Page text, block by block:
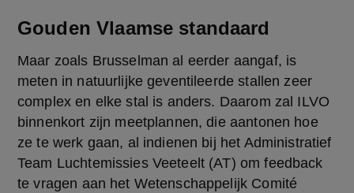
Gouden Vlaamse standaard
Maar zoals Brusselman al eerder aangaf, is
meten in natuurlijke geventileerde stallen zeer
complex en elke stal is anders. Daarom zal ILVO
binnenkort zijn meetplannen, die aantonen hoe
ze te werk gaan, al indienen bij het Administratief
Team Luchtemissies Veeteelt (AT) om feedback
te vragen aan het Wetenschappelijk Comité